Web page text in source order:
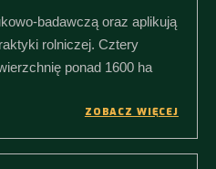
badawczą oraz aplikują
rolniczej. Cztery
ponad 1600 ha
ZOBACZ WIĘCEJ